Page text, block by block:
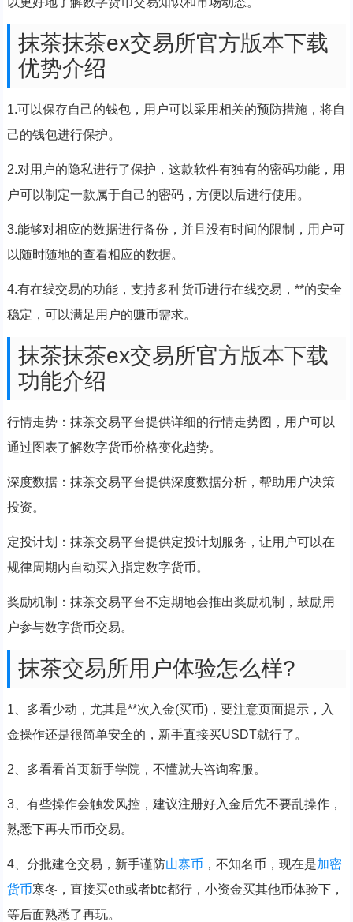
抹茶抹茶ex交易所官方版本下载
优势介绍
1.可以保存自己的钱包，用户可以采用相关的预防措施，将自
己的钱包进行保护。
2.对用户的隐私进行了保护，这款软件有独有的密码功能，用
户可以制定一款属于自己的密码，方便以后进行使用。
3.能够对相应的数据进行备份，并且没有时间的限制，用户可
以随时随地的查看相应的数据。
4.有在线交易的功能，支持多种货币进行在线交易，**的安全
稳定，可以满足用户的赚币需求。
抹茶抹茶ex交易所官方版本下载
功能介绍
行情走势：抹茶交易平台提供详细的行情走势图，用户可以
通过图表了解数字货币价格变化趋势。
深度数据：抹茶交易平台提供深度数据分析，帮助用户决策
投资。
定投计划：抹茶交易平台提供定投计划服务，让用户可以在
规律周期内自动买入指定数字货币。
奖励机制：抹茶交易平台不定期地会推出奖励机制，鼓励用
户参与数字货币交易。
抹茶交易所用户体验怎么样?
1、多看少动，尤其是**次入金(买币)，要注意页面提示，入
金操作还是很简单安全的，新手直接买USDT就行了。
2、多看看首页新手学院，不懂就去咨询客服。
3、有些操作会触发风控，建议注册好入金后先不要乱操作，
熟悉下再去币币交易。
4、分批建仓交易，新手谨防山寨币 ，不知名币，现在是加密
货币寒冬，直接买eth或者btc都行，小资金买其他币体验下，
等后面熟悉了再玩。